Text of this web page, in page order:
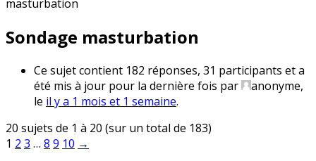
masturbation
Sondage masturbation
Ce sujet contient 182 réponses, 31 participants et a
été mis à jour pour la dernière fois par
anonyme,
le il y a 1 mois et 1 semaine.
20 sujets de 1 à 20 (sur un total de 183)
1 2 3 … 8 9 10 →